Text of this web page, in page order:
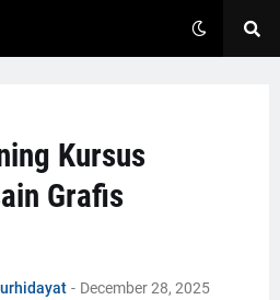
Kursus
Grafis
- December 28, 2025